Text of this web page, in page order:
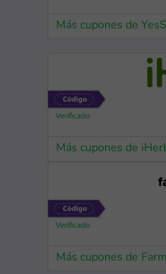
Más cupones de
Más cupones de
Más cupones de